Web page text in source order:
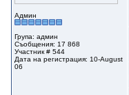
Админ
Група: админ
Съобщения: 17 868
Участник # 544
Дата на регистрация: 10-August
06